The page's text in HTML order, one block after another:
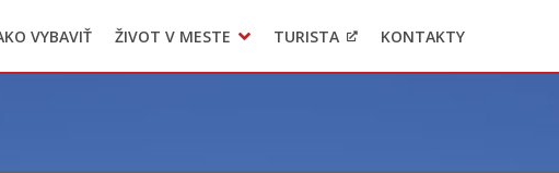
Transparentné mesto
Voľba hlavného kontrolóra mesta Levoča
VYBAVIŤ ŽIVOT V MESTE
LIMKA
TURISTA KONTAKTY